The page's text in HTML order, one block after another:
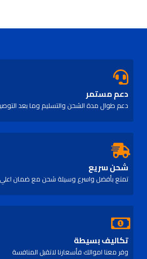
دعم مستمر
دعم طوال مدة الشحن والتسليم وما بعد
شحن سريع
تمتع بأفضل واسرع وسيلة شحن مع ضمان
تكاليف بسيطة
وفر معنا اموالك فأسعارنا لاتقبل المنافسة